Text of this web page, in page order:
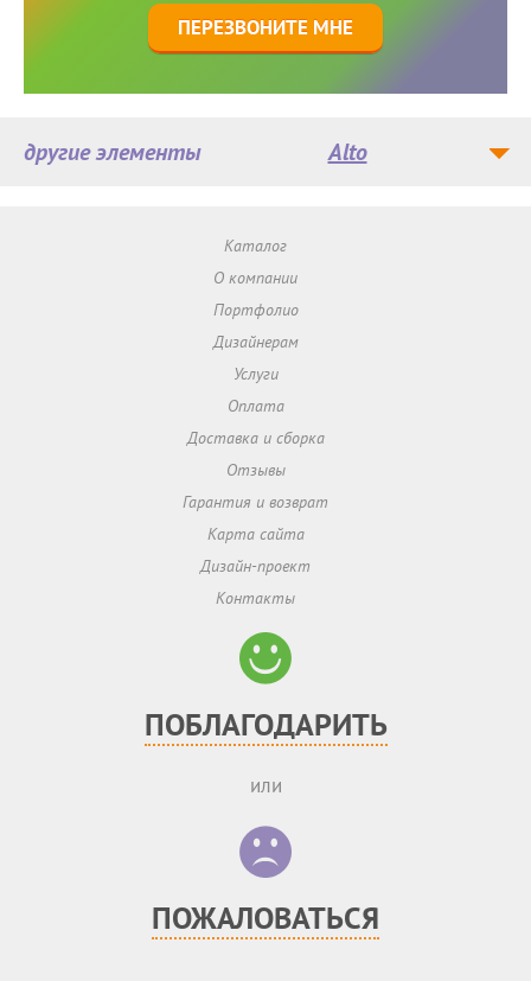
ПЕРЕЗВОНИТЕ МНЕ
другие элементы Alto
Каталог
О компании
Портфолио
Дизайнерам
Услуги
Оплата
Доставка и сборка
Отзывы
Гарантия и возврат
Карта сайта
Дизайн-проект
Контакты
ПОБЛАГОДАРИТЬ
или
ПОЖАЛОВАТЬСЯ